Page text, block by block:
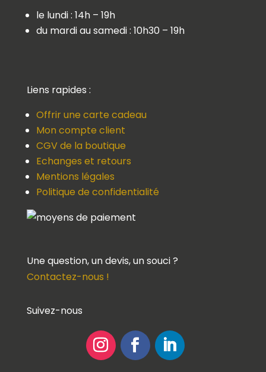
le lundi : 14h – 19h
du mardi au samedi : 10h30 – 19h
Liens rapides :
Offrir une carte cadeau
Mon compte client
CGV de la boutique
Echanges et retours
Mentions légales
Politique de confidentialité
Une question, un devis, un souci ?
Contactez-nous !
Suivez-nous